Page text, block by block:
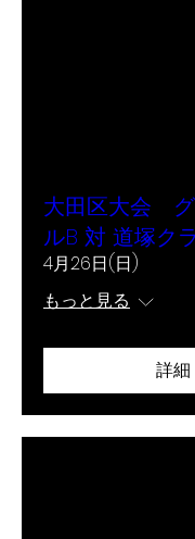
大田区大会
ルB 対 道塚ク
4月26日(日)
もっと見る
詳細